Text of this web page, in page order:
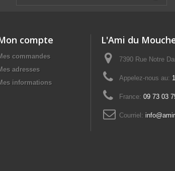
compte
commandes
adresses
informations
L'Ami du
7390 Rue Notre
Appelez-nous au:
France: 09 73 03
Courriel: